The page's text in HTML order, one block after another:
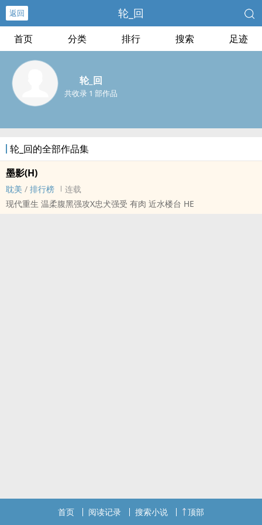
返回 轮_回
首页 分类 排行 搜索 足迹
轮_回
共收录 1 部作品
轮_回的全部作品集
墨影(H)
耽美 / 排行榜
连载
现代重生 温柔腹黑强攻X忠犬强受 有肉 近水楼台 HE
首页 阅读记录 搜索小说 顶部